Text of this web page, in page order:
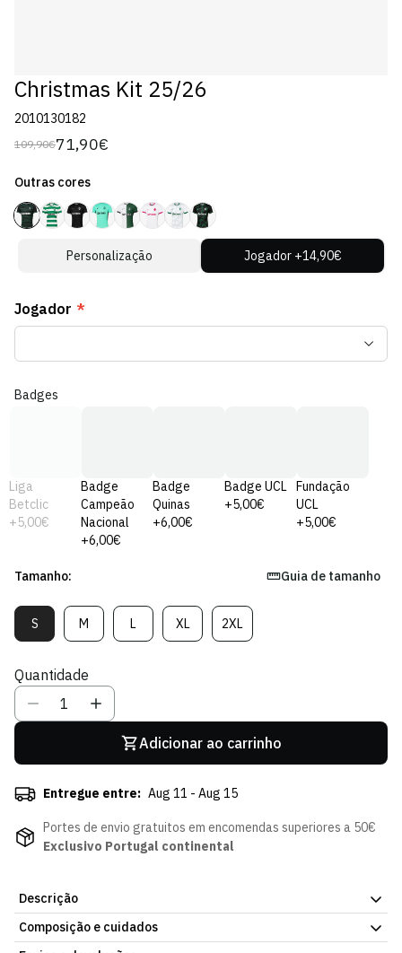
Christmas Kit 25/26
2010130182
Preço
109,90€
Preço
venda
71,90€
Outras cores
Personalização Jogador +14,90€
Jogador *
Badges
Liga
Betclic
+5,00€
Badge
Campeão
Nacional
+6,00€
Badge
Quinas
+6,00€
Badge UCL
+5,00€
Fundação
UCL
+5,00€
Tamanho: Guia de tamanho
SVariante
Esgotada
Indisponível
MVariante
Esgotada
Indisponível
LVariante
Esgotada
XLVariante
Esgotada
2XLVariante
Esgotada
Quantidade
Adicionar ao carrinho
Entregue entre: Aug 11 - Aug 15
Portes de envio gratuitos em encomendas superiores a 50€
Exclusivo Portugal continental
Descrição
O Sporting CP e a Nike apresentam o Christmas Kit 25/26,
uma edição especial criada para celebrar uma das épocas
Composição e cuidados